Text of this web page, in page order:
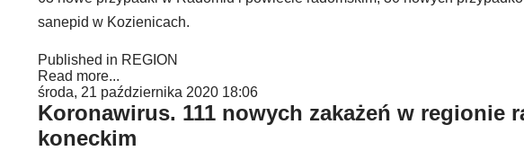
sanepid w Kozienicach.
Published in REGION
Read more...
środa, 21 października 2020 18:06
Koronawirus. 111 nowych zakażeń w regionie
koneckim